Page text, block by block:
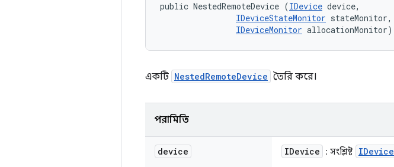
public NestedRemoteDevice (IDevice device,
IDeviceStateMonitor stateMonitor,
IDeviceMonitor allocationMonitor)
একটি NestedRemoteDevice তৈরি করে।
পরামিতি
device IDevice : সংশ্লিষ্ট IDevice